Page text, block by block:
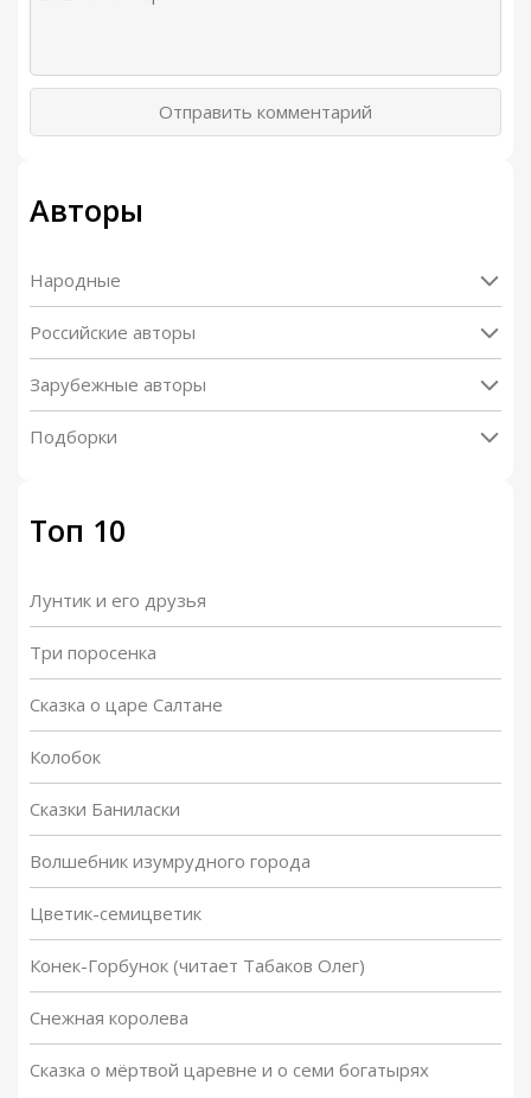
Отправить комментарий
Авторы
Народные
Российские авторы
Зарубежные авторы
Подборки
Топ 10
Лунтик и его друзья
Три поросенка
Сказка о царе Салтане
Колобок
Сказки Баниласки
Волшебник изумрудного города
Цветик-семицветик
Конек-Горбунок (читает Табаков Олег)
Снежная королева
Сказка о мёртвой царевне и о семи богатырях